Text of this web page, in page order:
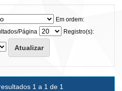
Em ordem:
Página
Registro(s):
1 a 1 de 1